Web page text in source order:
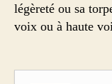
légèreté ou sa
voix ou à haute